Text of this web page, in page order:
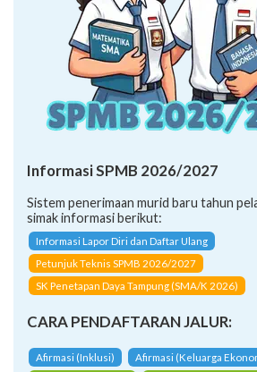
Informasi SPMB 2026/2027
Sistem penerimaan murid baru tahun
simak informasi berikut:
Informasi Lapor Diri dan Daftar Ulang
Petunjuk Teknis SPMB 2026/2027
SK Penetapan Daya Tampung (SMA/K 2026)
CARA PENDAFTARAN JALUR:
Afirmasi (Inklusi)
Afirmasi (Keluarga